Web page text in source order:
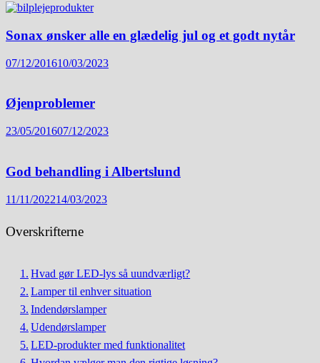
Sonax ønsker alle en glædelig jul og et godt nytår
07/12/201610/03/2023
Øjenproblemer
23/05/201607/12/2023
God behandling i Albertslund
11/11/202214/03/2023
Overskrifterne
Hvad gør LED-lys så uundværligt?
Lamper til enhver situation
Indendørslamper
Udendørslamper
LED-produkter med funktionalitet